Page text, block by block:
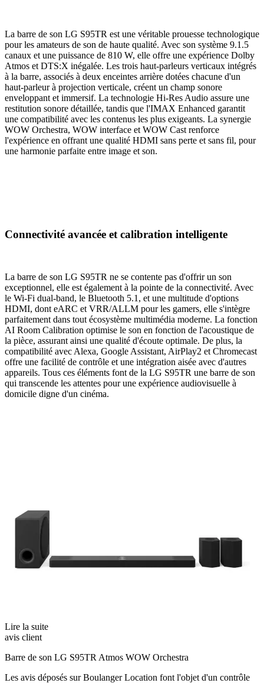
La barre de son LG S95TR est une véritable prouesse technologique
pour les amateurs de son de haute qualité. Avec son système 9.1.5
canaux et une puissance de 810 W, elle offre une expérience Dolby
Atmos et DTS:X inégalée. Les trois haut-parleurs verticaux intégrés
à la barre, associés à deux enceintes arrière dotées chacune d'un
haut-parleur à projection verticale, créent un champ sonore
enveloppant et immersif. La technologie Hi-Res Audio assure une
restitution sonore détaillée, tandis que l'IMAX Enhanced garantit
une compatibilité avec les contenus les plus exigeants. La synergie
WOW Orchestra, WOW interface et WOW Cast renforce
l'expérience en offrant une qualité HDMI sans perte et sans fil, pour
une harmonie parfaite entre image et son.
Connectivité avancée et calibration intelligente
La barre de son LG S95TR ne se contente pas d'offrir un son
exceptionnel, elle est également à la pointe de la connectivité. Avec
le Wi-Fi dual-band, le Bluetooth 5.1, et une multitude d'options
HDMI, dont eARC et VRR/ALLM pour les gamers, elle s'intègre
parfaitement dans tout écosystème multimédia moderne. La fonction
AI Room Calibration optimise le son en fonction de l'acoustique de
la pièce, assurant ainsi une qualité d'écoute optimale. De plus, la
compatibilité avec Alexa, Google Assistant, AirPlay2 et Chromecast
offre une facilité de contrôle et une intégration aisée avec d'autres
appareils. Tous ces éléments font de la LG S95TR une barre de son
qui transcende les attentes pour une expérience audiovisuelle à
domicile digne d'un cinéma.
Lire la suite
avis client
Barre de son LG S95TR Atmos WOW Orchestra
Les avis déposés sur Boulanger Location font l'objet d'un contrôle